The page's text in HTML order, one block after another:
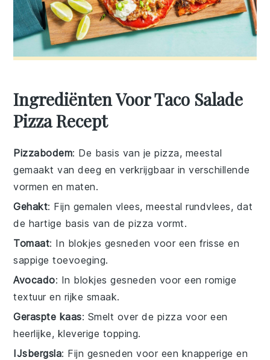
Ingrediënten Voor Taco Salade
Pizza Recept
Pizzabodem: De basis van je pizza, meestal
gemaakt van deeg en verkrijgbaar in verschillende
vormen en maten.
Gehakt: Fijn gemalen vlees, meestal rundvlees, dat
de hartige basis van de pizza vormt.
Tomaat: In blokjes gesneden voor een frisse en
sappige toevoeging.
Avocado: In blokjes gesneden voor een romige
textuur en rijke smaak.
Geraspte kaas: Smelt over de pizza voor een
heerlijke, kleverige topping.
IJsbergsla: Fijn gesneden voor een knapperige en